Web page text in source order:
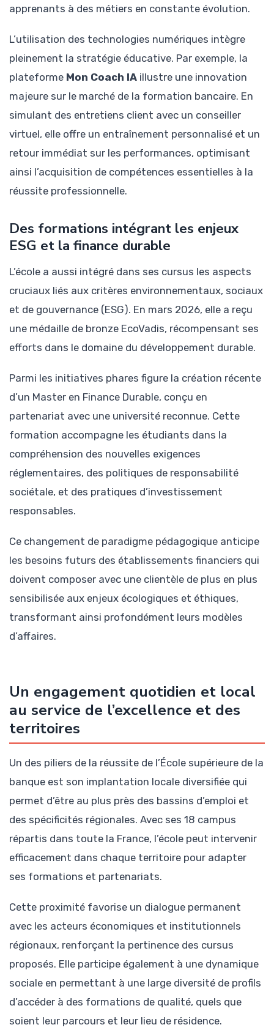
apprenants à des métiers en constante évolution.
L’utilisation des technologies numériques intègre
pleinement la stratégie éducative. Par exemple, la
plateforme Mon Coach IA illustre une innovation
majeure sur le marché de la formation bancaire. En
simulant des entretiens client avec un conseiller
virtuel, elle offre un entraînement personnalisé et un
retour immédiat sur les performances, optimisant
ainsi l’acquisition de compétences essentielles à la
réussite professionnelle.
Des formations intégrant les enjeux
ESG et la finance durable
L’école a aussi intégré dans ses cursus les aspects
cruciaux liés aux critères environnementaux, sociaux
et de gouvernance (ESG). En mars 2026, elle a reçu
une médaille de bronze EcoVadis, récompensant ses
efforts dans le domaine du développement durable.
Parmi les initiatives phares figure la création récente
d’un Master en Finance Durable, conçu en
partenariat avec une université reconnue. Cette
formation accompagne les étudiants dans la
compréhension des nouvelles exigences
réglementaires, des politiques de responsabilité
sociétale, et des pratiques d’investissement
responsables.
Ce changement de paradigme pédagogique anticipe
les besoins futurs des établissements financiers qui
doivent composer avec une clientèle de plus en plus
sensibilisée aux enjeux écologiques et éthiques,
transformant ainsi profondément leurs modèles
d’affaires.
Un engagement quotidien et local
au service de l’excellence et des
territoires
Un des piliers de la réussite de l’École supérieure de la
banque est son implantation locale diversifiée qui
permet d’être au plus près des bassins d’emploi et
des spécificités régionales. Avec ses 18 campus
répartis dans toute la France, l’école peut intervenir
efficacement dans chaque territoire pour adapter
ses formations et partenariats.
Cette proximité favorise un dialogue permanent
avec les acteurs économiques et institutionnels
régionaux, renforçant la pertinence des cursus
proposés. Elle participe également à une dynamique
sociale en permettant à une large diversité de profils
d’accéder à des formations de qualité, quels que
soient leur parcours et leur lieu de résidence.